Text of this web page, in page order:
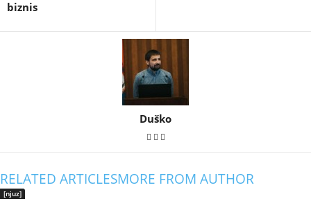
biznis
Duško
RELATED ARTICLESMORE FROM AUTHOR
[njuz]